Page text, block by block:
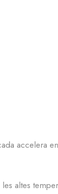
accelera
les altes